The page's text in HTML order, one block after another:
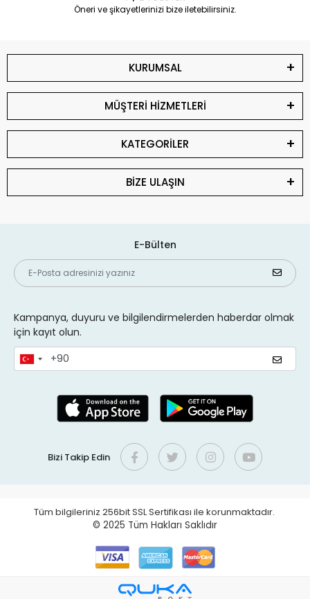
Öneri ve şikayetlerinizi bize iletebilirsiniz.
KURUMSAL
MÜŞTERİ HİZMETLERİ
KATEGORİLER
BİZE ULAŞIN
E-Bülten
Kampanya, duyuru ve bilgilendirmelerden haberdar olmak
için kayıt olun.
Bizi Takip Edin
Tüm bilgileriniz 256bit SSL Sertifikası ile korunmaktadır.
© 2025 Tüm Hakları Saklıdır